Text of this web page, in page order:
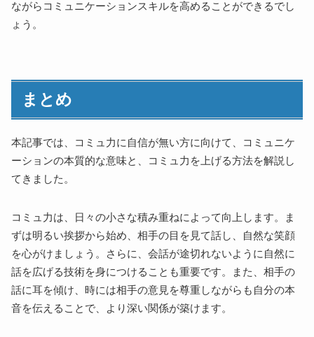
ながらコミュニケーションスキルを高めることができるでし
ょう。
まとめ
本記事では、コミュ力に自信が無い方に向けて、コミュニケ
ーションの本質的な意味と、コミュ力を上げる方法を解説し
てきました。
コミュ力は、日々の小さな積み重ねによって向上します。ま
ずは明るい挨拶から始め、相手の目を見て話し、自然な笑顔
を心がけましょう。さらに、会話が途切れないように自然に
話を広げる技術を身につけることも重要です。また、相手の
話に耳を傾け、時には相手の意見を尊重しながらも自分の本
音を伝えることで、より深い関係が築けます。